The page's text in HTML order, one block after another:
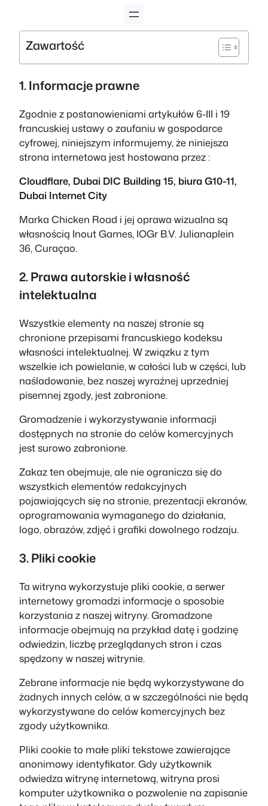
treściZawartość
1. Informacje prawne
Zgodnie z postanowieniami artykułów 6-III i 19
francuskiej ustawy o zaufaniu w gospodarce
cyfrowej, niniejszym informujemy, że niniejsza
strona internetowa jest hostowana przez :
Cloudflare, Dubai DIC Building 15, biura G10-11,
Dubai Internet City
Marka Chicken Road i jej oprawa wizualna są
własnością Inout Games, IOGr B.V. Julianaplein
36, Curaçao.
2. Prawa autorskie i własność
intelektualna
Wszystkie elementy na naszej stronie są
chronione przepisami francuskiego kodeksu
własności intelektualnej. W związku z tym
wszelkie ich powielanie, w całości lub w części, lub
naśladowanie, bez naszej wyraźnej uprzedniej
pisemnej zgody, jest zabronione.
Gromadzenie i wykorzystywanie informacji
dostępnych na stronie do celów komercyjnych
jest surowo zabronione.
Zakaz ten obejmuje, ale nie ogranicza się do
wszystkich elementów redakcyjnych
pojawiających się na stronie, prezentacji ekranów,
oprogramowania wymaganego do działania,
logo, obrazów, zdjęć i grafiki dowolnego rodzaju.
3. Pliki cookie
Ta witryna wykorzystuje pliki cookie, a serwer
internetowy gromadzi informacje o sposobie
korzystania z naszej witryny. Gromadzone
informacje obejmują na przykład datę i godzinę
odwiedzin, liczbę przeglądanych stron i czas
spędzony w naszej witrynie.
Zebrane informacje nie będą wykorzystywane do
żadnych innych celów, a w szczególności nie będą
wykorzystywane do celów komercyjnych bez
zgody użytkownika.
Pliki cookie to małe pliki tekstowe zawierające
anonimowy identyfikator. Gdy użytkownik
odwiedza witrynę internetową, witryna prosi
komputer użytkownika o pozwolenie na zapisanie